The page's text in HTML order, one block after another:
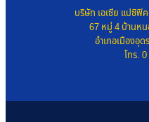
บริษัท เอเซีย แปซิฟิ
67 หมู่ 4 บ้านหน
อำเภอเมืองอุ
โทร.